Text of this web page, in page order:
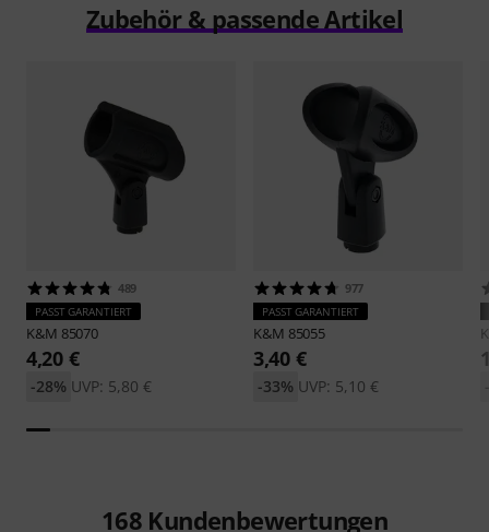
Zubehör & passende Artikel
489
PASST GARANTIERT
K&M 85070
4,20 €
UVP: 5,80 €
-28%
977
PASST GARANTIERT
K&M 85055
3,40 €
UVP: 5,10 €
-33%
168 Kundenbewertungen